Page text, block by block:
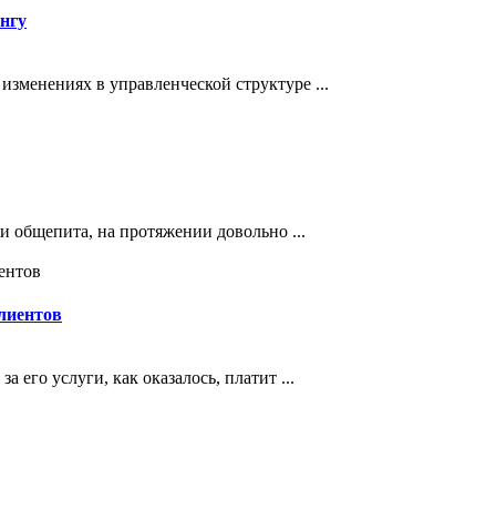
в управленческой структуре ...
общепита, на протяжении довольно ...
его услуги, как оказалось, платит ...